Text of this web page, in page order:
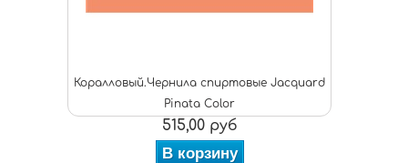
Коралловый.Чернила спиртовые Jacquard
Pinata Color
515,00 руб
В корзину